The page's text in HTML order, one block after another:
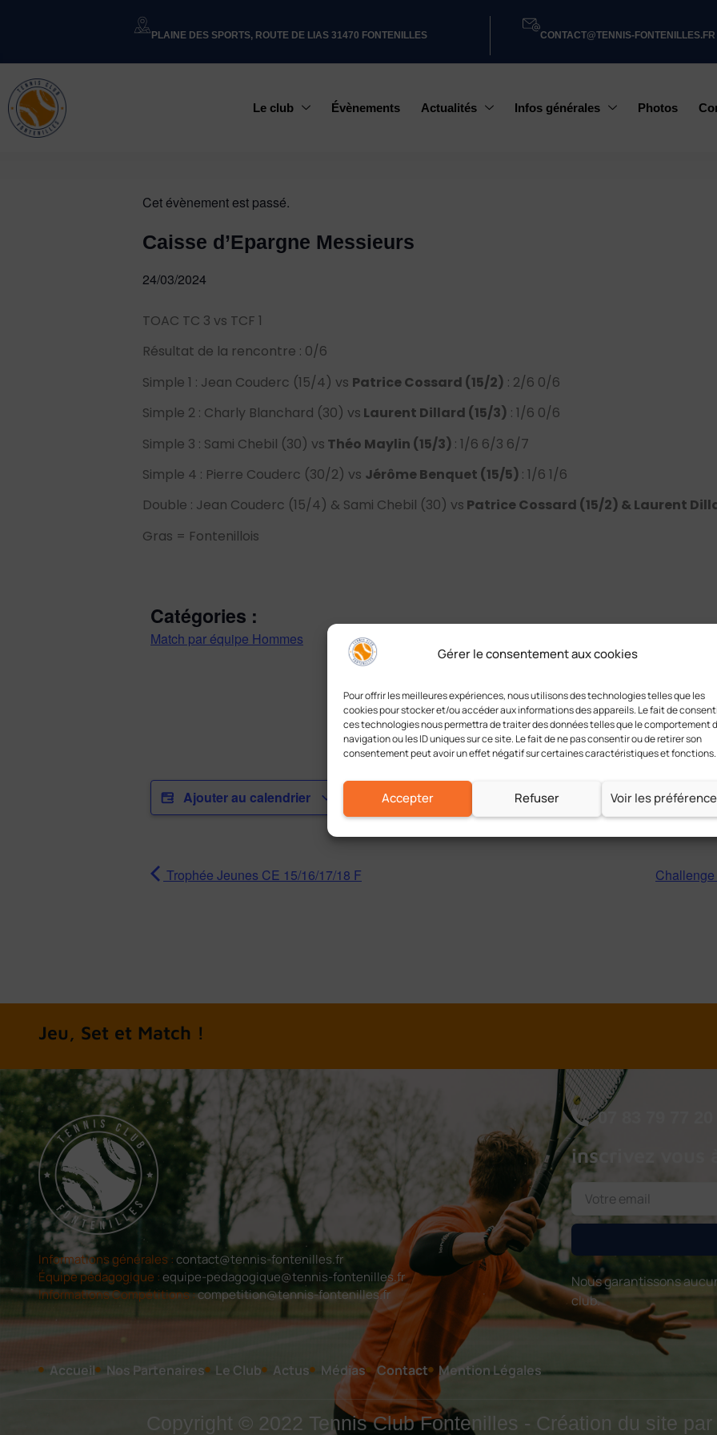
Gérer le consentement aux cookies
Pour offrir les meilleures expériences, nous utilisons des technologies telles que les
cookies pour stocker et/ou accéder aux informations des appareils. Le fait de
ces technologies nous permettra de traiter des données telles que le comportement
navigation ou les ID uniques sur ce site. Le fait de ne pas consentir ou de retirer son
consentement peut avoir un effet négatif sur certaines caractéristiques et fonctions.
Accepter Refuser Voir les
PLAINE DES SPORTS, ROUTE DE LIAS 31470 FONTENILLES CONTACT@TENNIS-FONTENILLES.FR
Le club Évènements Actualités Infos générales Photos
Cet évènement est passé.
Caisse d’Epargne Messieurs
24/03/2024
TOAC TC 3 vs TCF 1
Résultat de la rencontre : 0/6
Simple 1 : Jean Couderc (15/4) vs Patrice Cossard (15/2) : 2/6 0/6
Simple 2 : Charly Blanchard (30) vs Laurent Dillard (15/3) : 1/6 0/6
Simple 3 : Sami Chebil (30) vs Théo Maylin (15/3) : 1/6 6/3 6/7
Simple 4 : Pierre Couderc (30/2) vs Jérôme Benquet (15/5) : 1/6 1/6
Double : Jean Couderc (15/4) & Sami Chebil (30) vs Patrice Cossard (15/2) & Laurent
Gras = Fontenillois
Catégories :
Match par équipe Hommes
Ajouter au calendrier
Trophée Jeunes CE 15/16/17/18 F
A chacun son tennis
Informations générales :contact@tennis-fontenilles.fr
Équipe pédagogique :equipe-pedagogique@tennis-fontenilles.fr
Informations Compétitions :competition@tennis-fontenilles.fr
07 83 79 77 20
inscrivez vous
Nous garantissons
club.
Accueil Nos Partenaires Le Club Actus Médias Contact Mention Légales
Copyright © 2022 Tennis Club Fontenilles - Création du site